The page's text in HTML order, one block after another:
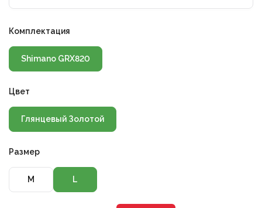
Комплектация
Shimano GRX820
Цвет
Глянцевый Золотой
Размер
M L